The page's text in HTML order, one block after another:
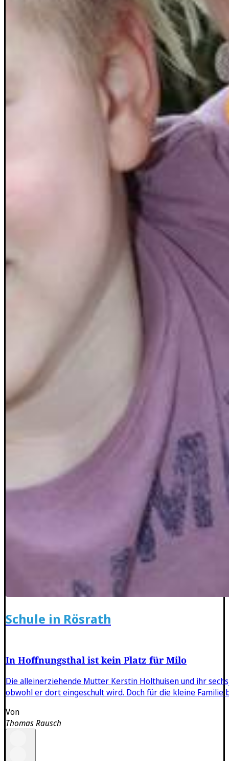
Schule in Rösrath
In Hoffnungsthal ist kein Platz für Milo
Die alleinerziehende Mutter Kerstin Holthuisen und ihr
obwohl er dort eingeschult wird. Doch für die kleine Familie
Von
Thomas Rausch